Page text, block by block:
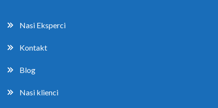
Nasi Eksperci
Kontakt
Blog
Nasi klienci